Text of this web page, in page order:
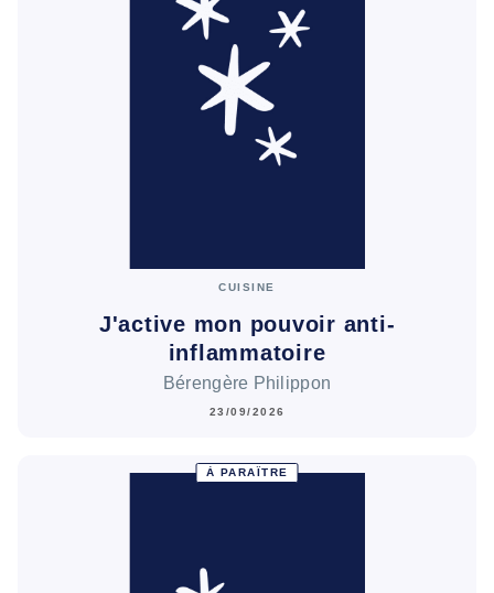
CUISINE
J'active mon pouvoir anti-
inflammatoire
Bérengère Philippon
23/09/2026
À PARAÎTRE